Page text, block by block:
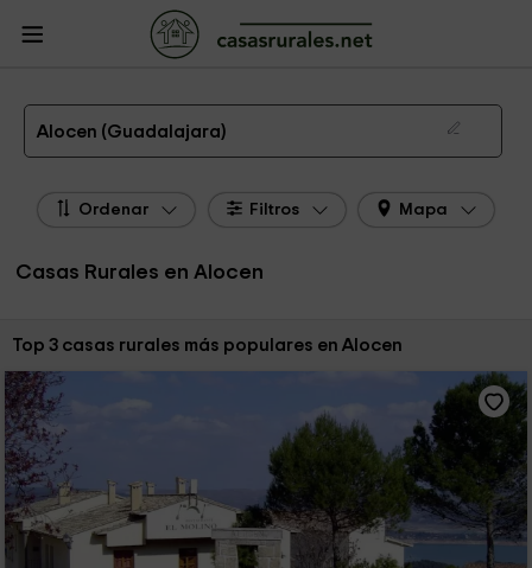
Casas Rurales
Rurales Guadalajara
Casas Rurales Alocen
Las 3 mejores casas rurales en Alocen de 2026
Alocen (Guadalajara)
Ordenar Filtros Mapa
Casas Rurales en Alocen
Ordenar por:
Top 3 casas rurales más populares en Alocen